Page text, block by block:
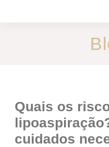
quais os riscos de uma
cuidados